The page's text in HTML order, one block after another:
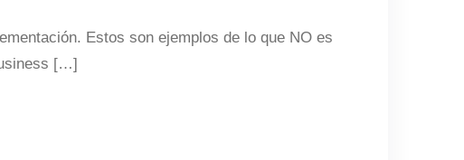
Estos son ejemplos de lo que NO es
[…]